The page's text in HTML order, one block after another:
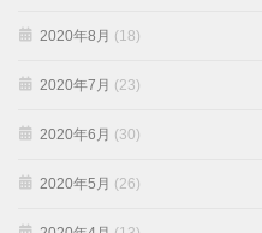
2020年8月 (18)
2020年7月 (23)
2020年6月 (30)
2020年5月 (26)